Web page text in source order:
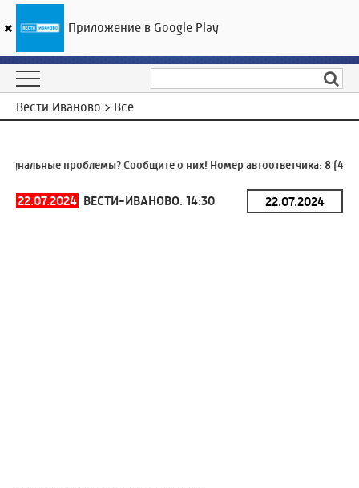
ГТРК «Ивтелерадио»
Вести Иваново > Все
проблемы? Сообщите о них! Номер автоответчика:8
22.07.2024 ВЕСТИ-ИВАНОВО. 14:30
Приложение в Google Play